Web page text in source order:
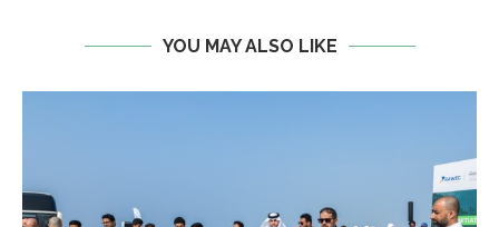
YOU MAY ALSO LIKE